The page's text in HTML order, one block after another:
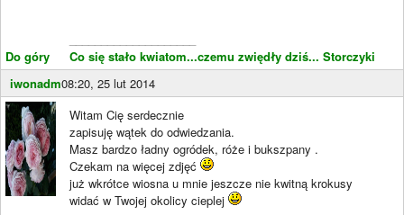
Do góry
Co się stało kwiatom...czemu zwiędły dziś... Storczyki
iwonadm08:20, 25 lut 2014
Witam Cię serdecznie
zapisuję wątek do odwiedzania.
Masz bardzo ładny ogródek, róże i bukszpany .
Czekam na więcej zdjęć
już wkrótce wiosna u mnie jeszcze nie kwitną krokusy
widać w Twojej okolicy cieplej